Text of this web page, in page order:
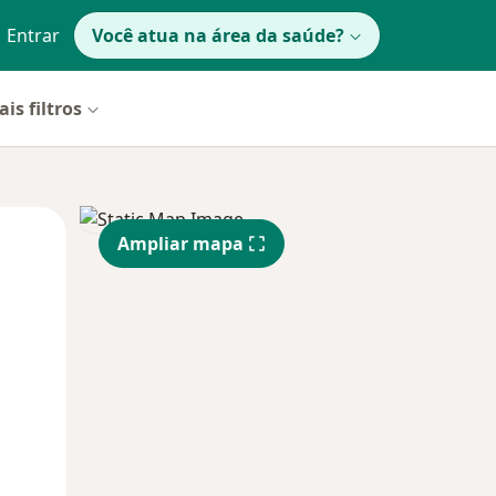
Entrar Você atua na área da saúde?
filtros
Qui,
13 Ago
Sex,
14 Ago
Ampliar mapa